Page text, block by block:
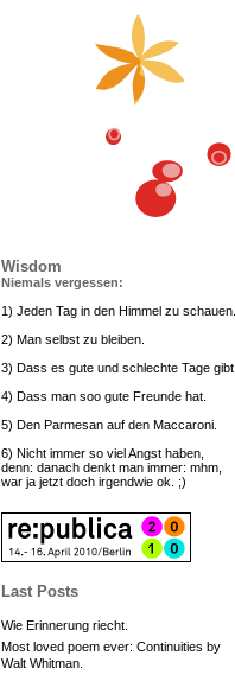
Wisdom
Niemals vergessen:
1) Jeden Tag in den Himmel zu schauen.
2) Man selbst zu bleiben.
3) Dass es gute und schlechte Tage gibt.
4) Dass man soo gute Freunde hat.
5) Den Parmesan auf den Maccaroni.
6) Nicht immer so viel Angst haben,
denn: danach denkt man immer: mhm,
war ja jetzt doch irgendwie ok. ;)
Last Posts
Wie Erinnerung riecht.
Most loved poem ever: Continuities by
Walt Whitman.